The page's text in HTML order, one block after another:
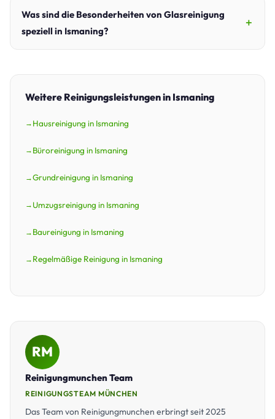
Was sind die Besonderheiten von Glasreinigung
speziell in Ismaning?
Weitere Reinigungsleistungen in Ismaning
Hausreinigung in Ismaning
Büroreinigung in Ismaning
Grundreinigung in Ismaning
Umzugsreinigung in Ismaning
Baureinigung in Ismaning
Regelmäßige Reinigung in Ismaning
RM
Reinigungmunchen Team
REINIGUNGSTEAM MÜNCHEN
Das Team von Reinigungmunchen erbringt seit 2025